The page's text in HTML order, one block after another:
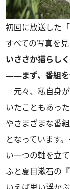
初回に放送した
すべての写真を見
いささか猫らし
――まず、番組を
元々、私自身
いたこともあっ
やさまざまな番
となっています
い一つの軸を立
ふと夏目漱石の